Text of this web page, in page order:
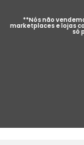
**Nós não
marketplaces e lojas
só